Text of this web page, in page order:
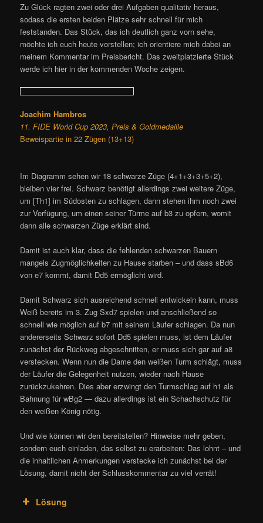
o
n
Zu Glück ragten zwei oder drei Aufgaben qualitativ heraus,
sodass die ersten beiden Plätze sehr schnell für mich
feststanden. Das Stück, das ich deutlich ganz vorn sehe,
möchte ich euch heute vorstellen; ich orientiere mich dabei an
meinem Kommentar im Preisbericht. Das zweitplatzierte Stück
werde ich hier in der kommenden Woche zeigen.
Joachim Hambros
11. FIDE World Cup 2023, Preis & Goldmedaille
Beweispartie in 22 Zügen (13+13)
Im Diagramm sehen wir 18 schwarze Züge (4+1+3+3+5+2),
bleiben vier frei. Schwarz benötigt allerdings zwei weitere Züge,
um [Th1] im Südosten zu schlagen, dann stehen ihm noch zwei
zur Verfügung, um einen seiner Türme auf b3 zu opfern, womit
dann alle schwarzen Züge erklärt sind.
Damit ist auch klar, dass die fehlenden schwarzen Bauern
mangels Zugmöglichkeiten zu Hause starben – und dass sBd6
von e7 kommt, damit Dd5 ermöglicht wird.
Damit Schwarz sich ausreichend schnell entwickeln kann, muss
Weiß bereits im 3. Zug Sxd7 spielen und anschließend so
schnell wie möglich auf b7 mit seinem Läufer schlagen. Da nun
andererseits Schwarz sofort Dd5 spielen muss, ist dem Läufer
zunächst der Rückweg abgeschnitten, er muss sich gar auf a8
verstecken. Wenn nun die Dame den weißen Turm schlägt, muss
der Läufer die Gelegenheit nutzen, wieder nach Hause
zurückzukehren. Dies aber erzwingt den Turmschlag auf h1 als
Bahnung für wBg2 — dazu allerdings ist ein Schachschutz für
den weißen König nötig.
Und wie können wir den bereitstellen? Hinweise mehr geben,
sondern euch einladen, das selbst zu erarbeiten: Das lohnt – und
die inhaltlichen Anmerkungen verstecke ich zunächst bei der
Lösung, damit nicht der Schlusskommentar zu viel verrät!
Lösung